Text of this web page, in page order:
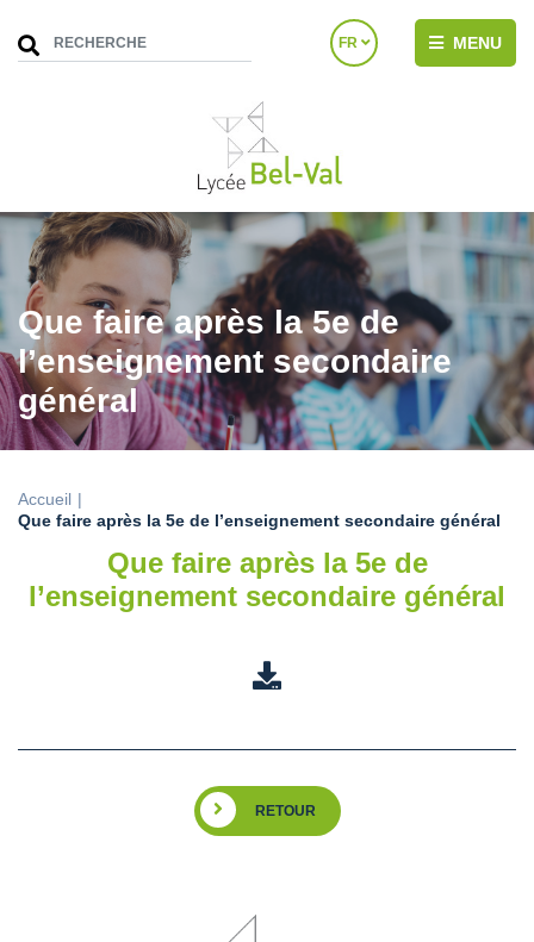
FR MENU
Que faire après la 5e de
l’enseignement secondaire
général
Accueil
Que faire après la 5e de l’enseignement secondaire général
Que faire après la 5e de
l’enseignement secondaire général
RETOUR